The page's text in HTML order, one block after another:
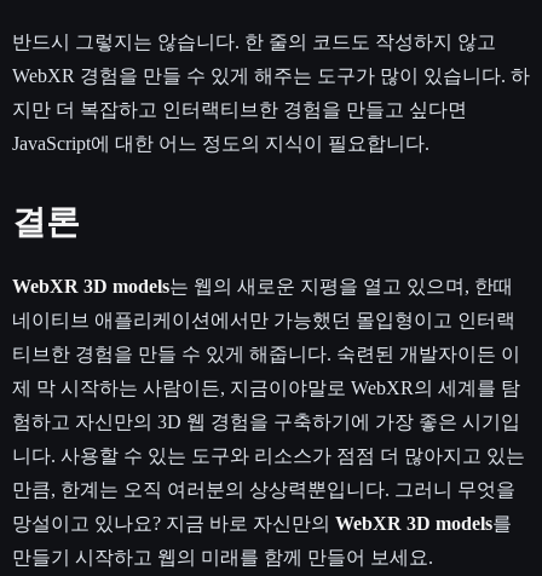
반드시 그렇지는 않습니다. 한 줄의 코드도 작성하지 않고
WebXR 경험을 만들 수 있게 해주는 도구가 많이 있습니다. 하
지만 더 복잡하고 인터랙티브한 경험을 만들고 싶다면
JavaScript에 대한 어느 정도의 지식이 필요합니다.
결론
WebXR 3D models는 웹의 새로운 지평을 열고 있으며, 한때
네이티브 애플리케이션에서만 가능했던 몰입형이고 인터랙
티브한 경험을 만들 수 있게 해줍니다. 숙련된 개발자이든 이
제 막 시작하는 사람이든, 지금이야말로 WebXR의 세계를 탐
험하고 자신만의 3D 웹 경험을 구축하기에 가장 좋은 시기입
니다. 사용할 수 있는 도구와 리소스가 점점 더 많아지고 있는
만큼, 한계는 오직 여러분의 상상력뿐입니다. 그러니 무엇을
망설이고 있나요? 지금 바로 자신만의 WebXR 3D models를
만들기 시작하고 웹의 미래를 함께 만들어 보세요.